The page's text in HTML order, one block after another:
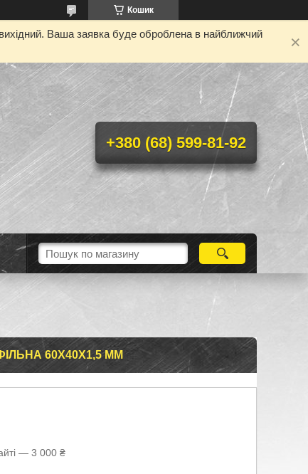
Кошик
Ваша заявка буде оброблена в найближчий
+380 (68) 599-81-92
60Х40Х1,5 ММ
— 3 000 ₴